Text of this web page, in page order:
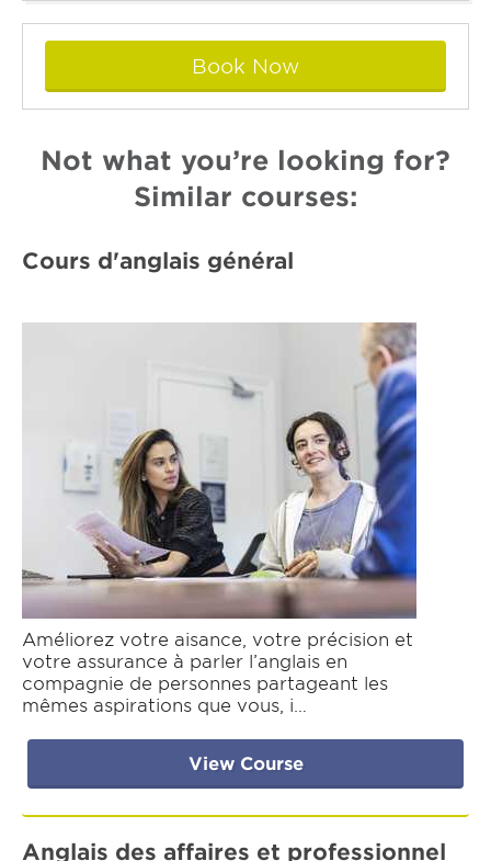
Book Now
Not what you’re looking for?
Similar courses:
Cours d'anglais général
Améliorez votre aisance, votre précision et
votre assurance à parler l’anglais en
compagnie de personnes partageant les
mêmes aspirations que vous, i…
View Course
Anglais des affaires et professionnel